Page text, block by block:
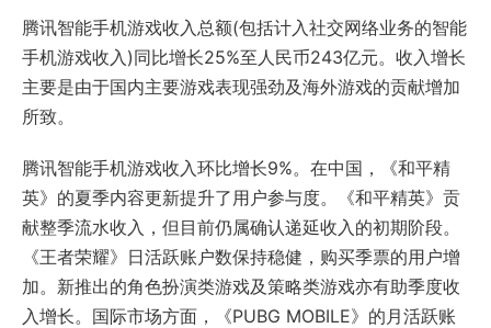
腾讯智能手机游戏收入总额(包括计入社交网络业务的智能
手机游戏收入)同比增长25%至人民币243亿元。收入增长
主要是由于国内主要游戏表现强劲及海外游戏的贡献增加
所致。
腾讯智能手机游戏收入环比增长9%。在中国，《和平精
英》的夏季内容更新提升了用户参与度。《和平精英》贡
献整季流水收入，但目前仍属确认递延收入的初期阶段。
《王者荣耀》日活跃账户数保持稳健，购买季票的用户增
加。新推出的角色扮演类游戏及策略类游戏亦有助季度收
入增长。国际市场方面，《PUBG MOBILE》的月活跃账